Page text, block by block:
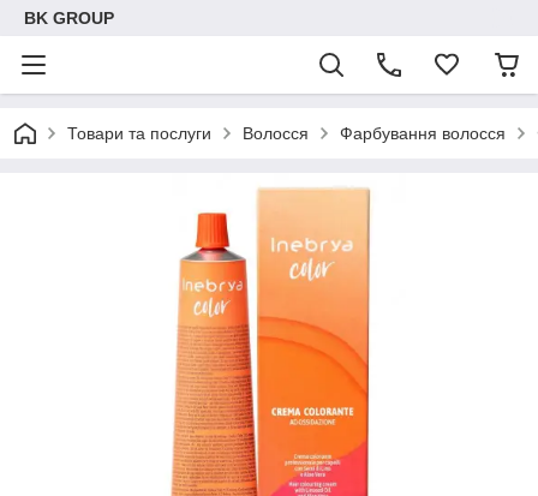
BK GROUP
Товари та послуги Волосся Фарбування волосся